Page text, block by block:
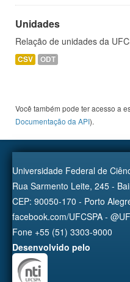
Unidades
Relação de unidades da
CSV ODT
Você também pode ter acesso a
Documentação da API).
Universidade Federal de
Rua Sarmento Leite, 245 -
CEP: 90050-170 - Porto
facebook.com/UFCSPA -
Fone +55 (51) 3303-9000
Desenvolvido pelo